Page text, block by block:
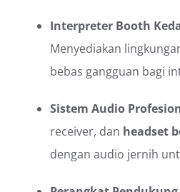
Interpreter Booth
Menyediakan
bebas gangguan bagi
Sistem Audio
receiver, dan headset
dengan audio jernih